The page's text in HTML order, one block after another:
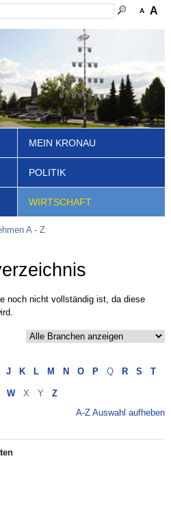
A A
MEIN KRONAU
POLITIK
WIRTSCHAFT
A - Z
noch nicht vollständig ist, da diese
J K L M N O P Q R S T
W X Y
Z
A-Z Auswahl aufheben